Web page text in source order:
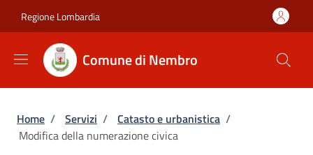
Regione Lombardia
Comune di Nembro
Briciole di pane
Home / Servizi / Catasto e urbanistica /
Modifica della numerazione civica